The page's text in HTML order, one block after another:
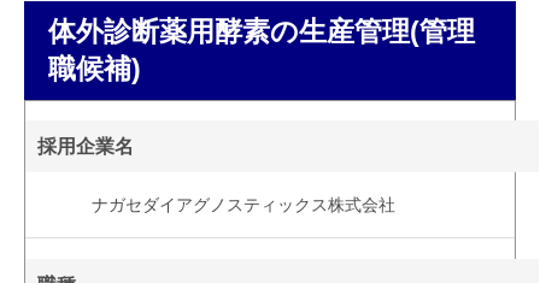
体外診断薬用酵素の生産管理(管理
職候補)
採用企業名
ナガセダイアグノスティックス株式会社